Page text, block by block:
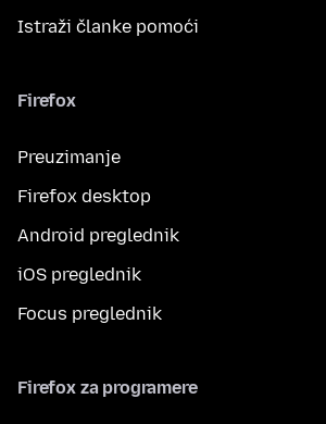
Istraži članke pomoći
Firefox
Preuzimanje
Firefox desktop
Android preglednik
iOS preglednik
Focus preglednik
Firefox za programere